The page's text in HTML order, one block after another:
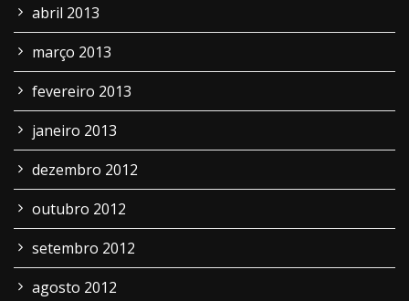
abril 2013
março 2013
fevereiro 2013
janeiro 2013
dezembro 2012
outubro 2012
setembro 2012
agosto 2012